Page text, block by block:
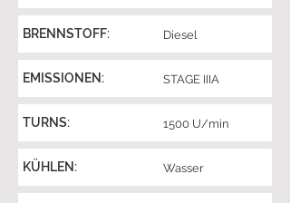
BRENNSTOFF: Diesel
EMISSIONEN: STAGE IIIA
TURNS: 1500 U/min
KÜHLEN: Wasser